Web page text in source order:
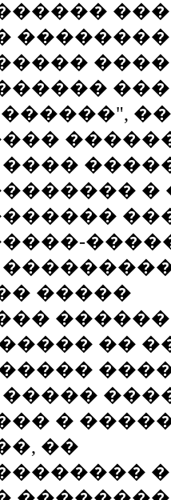
����
�
�����
��
�
��